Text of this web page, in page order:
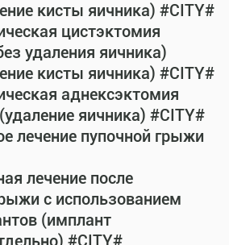
кисты яичника) #CITY#
цистэктомия
удаления яичника)
кисты яичника) #CITY#
аднексэктомия
яичника) #CITY#
лечение пупочной грыжи
лечение после
с использованием
(имплант
#CITY#